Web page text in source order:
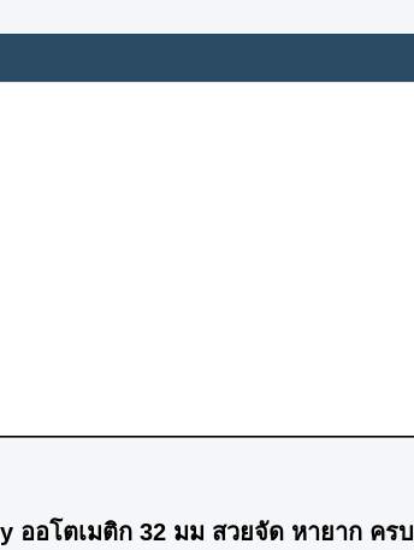
ออโตเมติก 32 มม สวยจัด หายาก คร